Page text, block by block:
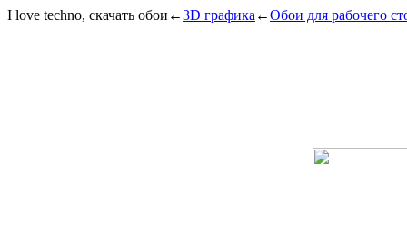
I love techno, скачать обои ←3D графика ←Обои для рабочего